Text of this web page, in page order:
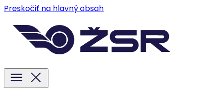
Preskočiť na hlavný obsah